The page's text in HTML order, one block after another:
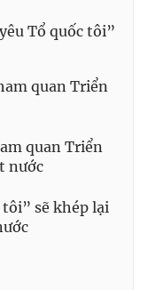
Tổ quốc tôi”
quan Triển
quan Triển
nước
sẽ khép lại